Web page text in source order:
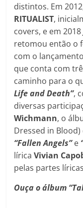
distintos. Em
RITUALIST,
covers, e em 2018
retomou então o
com o
que conta com
caminho para o
Life and Death”,
diversas
Wichmann, o
Dressed in
“Fallen Angels”e
líricaVivian
pelas partes
Ouça o álbum “